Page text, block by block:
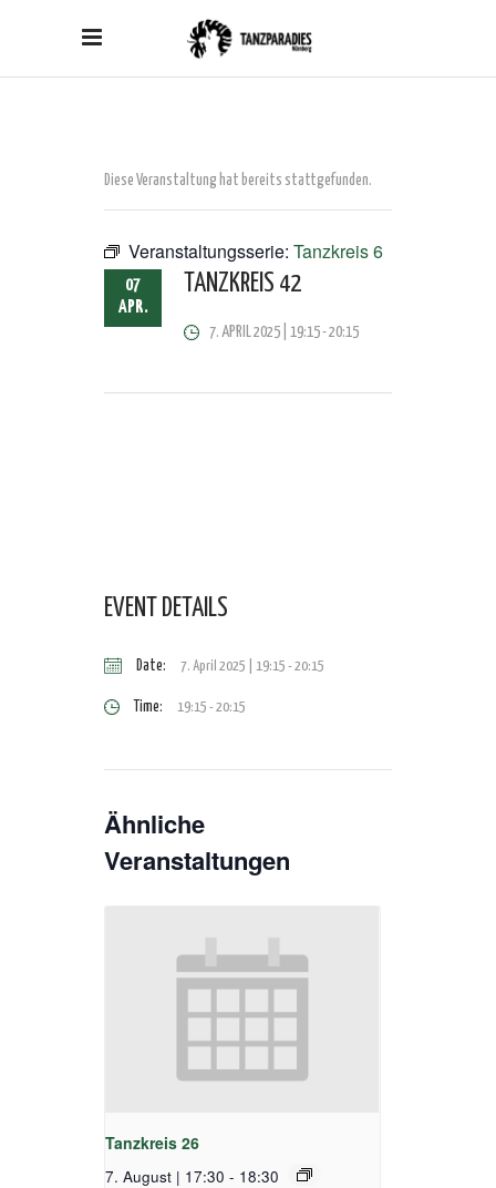
Diese Veranstaltung hat bereits stattgefunden.
Veranstaltungsserie: Tanzkreis 6
07
APR.
TANZKREIS 42
7. APRIL 2025 | 19:15-20:15
EVENT DETAILS
Date: 7. April 2025 | 19:15 -20:15
Time: 19:15 - 20:15
Ähnliche
Veranstaltungen
Tanzkreis 26
7. August | 17:30 - 18:30